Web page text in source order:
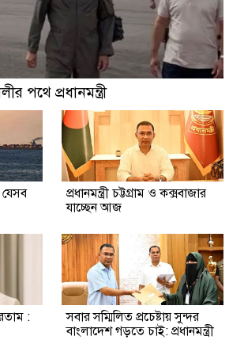
পথে প্রধানমন্ত্রী
প্রধানমন্ত্রী চট্টগ্রাম ও কক্সবাজার
যাচ্ছেন আজ
:
সবার সম্মিলিত প্রচেষ্টায় সুন্দর
বাংলাদেশ গড়তে চাই: প্রধানমন্ত্রী